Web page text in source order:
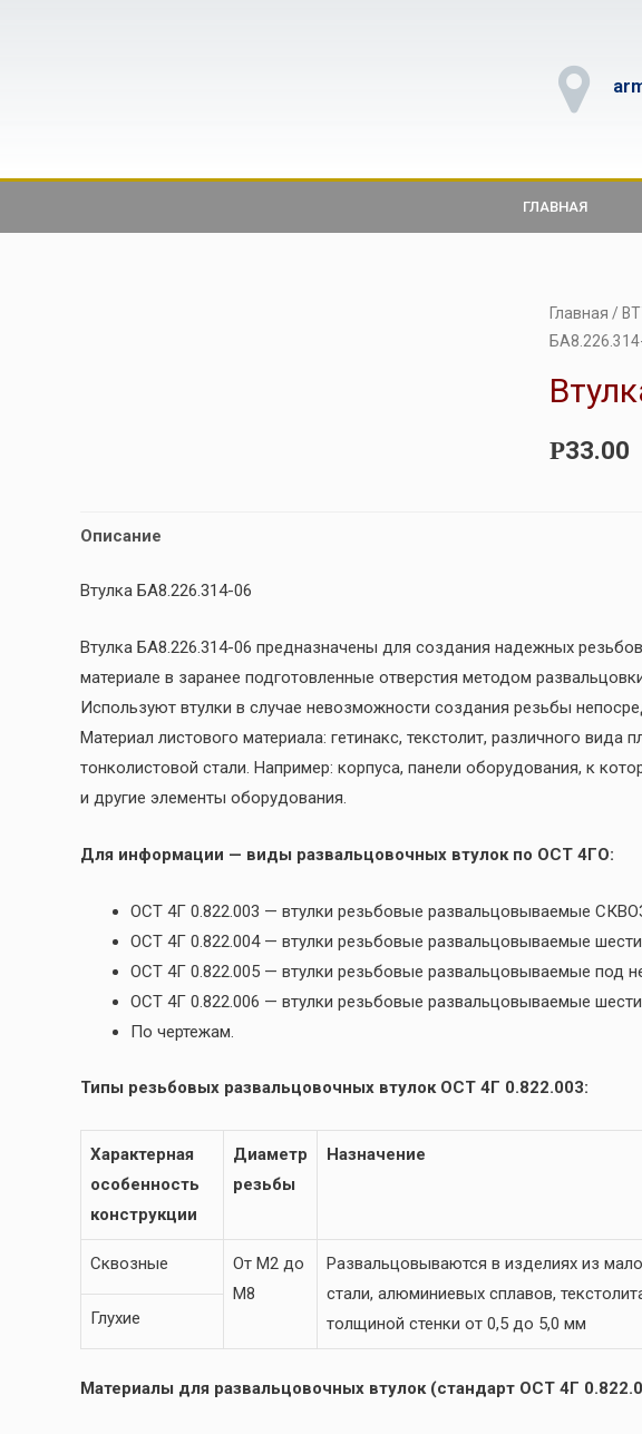
ГЛАВНАЯ
Главная /
Р33.00
Описание
Втулка БА8.226.314-06
Втулка БА8.226.314-06 предназначены для создания надежных
материале в заранее подготовленные отверстия методом
Используют втулки в случае невозможности создания резьбы
Материал листового материала: гетинакс, текстолит, различного вида
тонколистовой стали. Например: корпуса, панели оборудования, к
и другие элементы оборудования.
Для информации — виды развальцовочных втулок по ОСТ 4ГО:
ОСТ 4Г 0.822.003 — втулки резьбовые развальцовываемые
ОСТ 4Г 0.822.004 — втулки резьбовые развальцовываемые
ОСТ 4Г 0.822.005 — втулки резьбовые развальцовываемые под
ОСТ 4Г 0.822.006 — втулки резьбовые развальцовываемые
По чертежам.
Типы резьбовых развальцовочных втулок ОСТ 4Г 0.822.003:
Характерная
особенность
конструкции
Диаметр
резьбы
Назначение
Сквозные
От М2 до
М8
Развальцовываются в изделиях из
стали, алюминиевых сплавов,
толщиной стенки от 0,5 до 5,0 мм
Глухие
Материалы для развальцовочных втулок (стандарт ОСТ 4Г